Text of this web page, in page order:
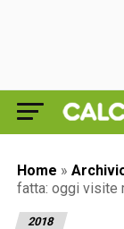
Home »
fatta: oggi visite
2018